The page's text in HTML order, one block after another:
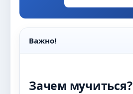
Важно!
Зачем мучиться?